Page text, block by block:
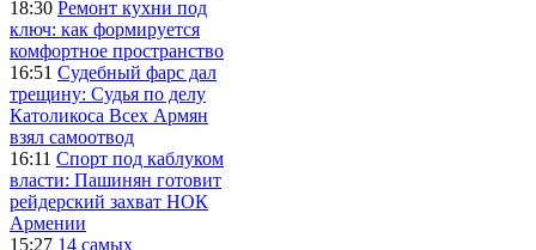
18:30 Ремонт кухни под
ключ: как формируется
комфортное пространство
16:51 Судебный фарс дал
трещину: Судья по делу
Католикоса Всех Армян
взял самоотвод
16:11 Спорт под каблуком
власти: Пашинян готовит
рейдерский захват НОК
Армении
15:27 14 самых